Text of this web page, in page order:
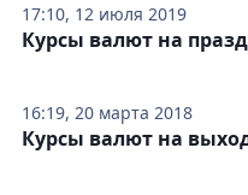
17:10, 12 июля 2019
16:19, 20 марта 2018
Курсы валют на
Курсы валют на